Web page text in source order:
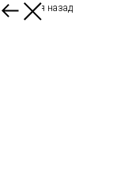
Вернуться назад